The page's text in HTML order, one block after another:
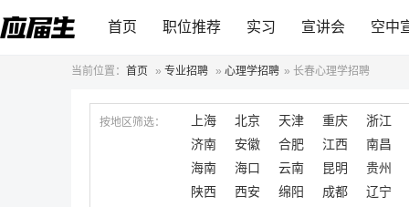
首页 职位推荐 实习 宣讲会 空中
当前位置： 首页 » 专业招聘 » 心理学招聘 » 长春心理学招聘
按地区筛选： 上海 北京 天津 重庆
浙江
济南
安徽 合肥 江西
南昌
海南
海口 云南 昆明
贵州
陕西
西安 绵阳 成都
辽宁